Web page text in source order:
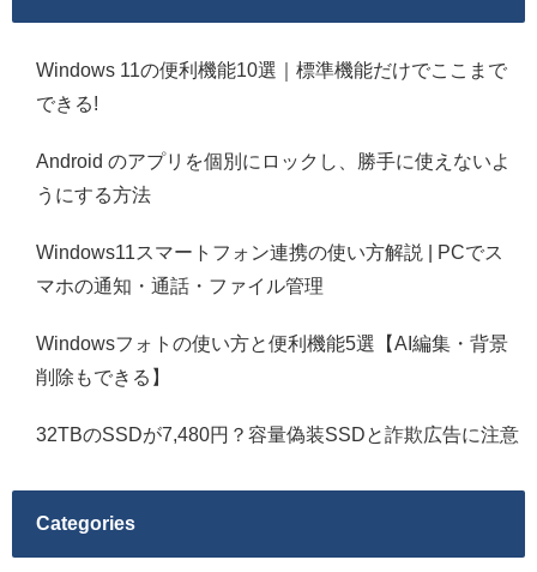
Windows 11の便利機能10選｜標準機能だけでここまで
できる!
Android のアプリを個別にロックし、勝手に使えないよ
うにする方法
Windows11スマートフォン連携の使い方解説 | PCでス
マホの通知・通話・ファイル管理
Windowsフォトの使い方と便利機能5選【AI編集・背景
削除もできる】
32TBのSSDが7,480円？容量偽装SSDと詐欺広告に注意
Categories